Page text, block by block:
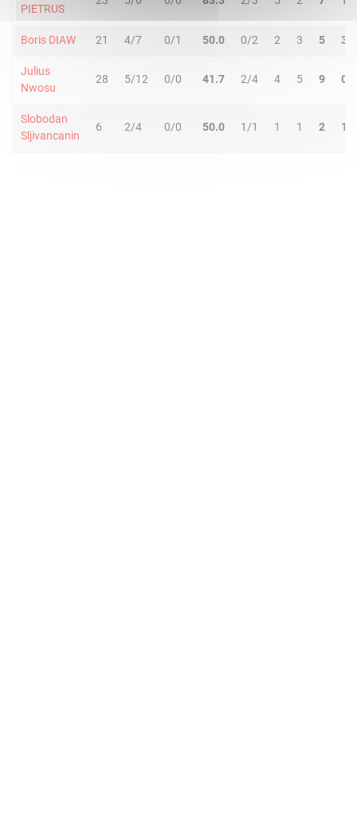
PIETRUS
Boris DIAW 21 4/7 0/1 50.0 0/2 2 3 5 3
Julius
Nwosu
28 5/12 0/0 41.7 2/4 4 5 9 0
Slobodan
Sljivancanin
6 2/4 0/0 50.0 1/1 1 1 2 1